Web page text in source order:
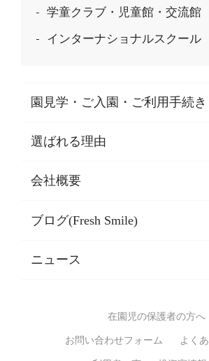
学童クラブ・児童館・交流館
インターナショナルスクール
園見学・ご入園・ご利用手続き
園見学・ご入園・ご利用手続き
東京都認証保育所空き状況
選ばれる理由
選ばれる理由一覧
乳児期・幼児期・
バイリンガル保育園
スポーツ保育園
モンテッソーリ式保育園
会社概要
会社概要
SDGsについて
ブログ(Fresh Smile)
ニュース
在園児の保護者の方へ
お問い合わせフォーム よく